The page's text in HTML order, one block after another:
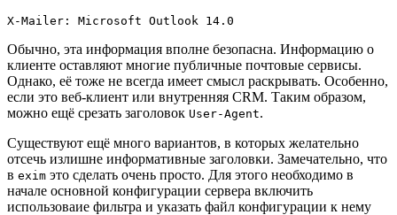
Обычно, эта информация вполне безопасна. Информацию о
клиенте оставляют многие публичные почтовые сервисы.
Однако, её тоже не всегда имеет смысл раскрывать. Особенно,
если это веб-клиент или внутренняя CRM. Таким образом,
можно ещё срезать заголовок User-Agent.
Существуют ещё много вариантов, в которых желательно
отсечь излишне информативные заголовки. Замечательно, что
в exim это сделать очень просто. Для этого необходимо в
начале основной конфигурации сервера включить
использоваие фильтра и указать файл конфигурации к нему